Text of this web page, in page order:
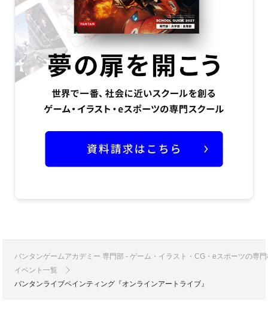
バンタンゲームアカデミー 専門部 - ゲーム・イラスト・CG・eスポーツの専
イベント一覧
バンタンライブペインティング『オンラインアートライブ』